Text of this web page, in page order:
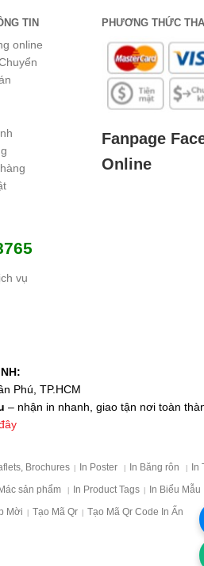
TIN
online
vụ
PHƯƠNG THỨC
Fanpage
Online
Phú, TP.HCM
– nhận in nhanh, giao tận nơi toàn
Brochures In Poster In Băng rôn In
sản phẩm In Product Tags In Biểu Mẫu
Mời Tạo Mã Qr Tạo Mã Qr Code In Ấn